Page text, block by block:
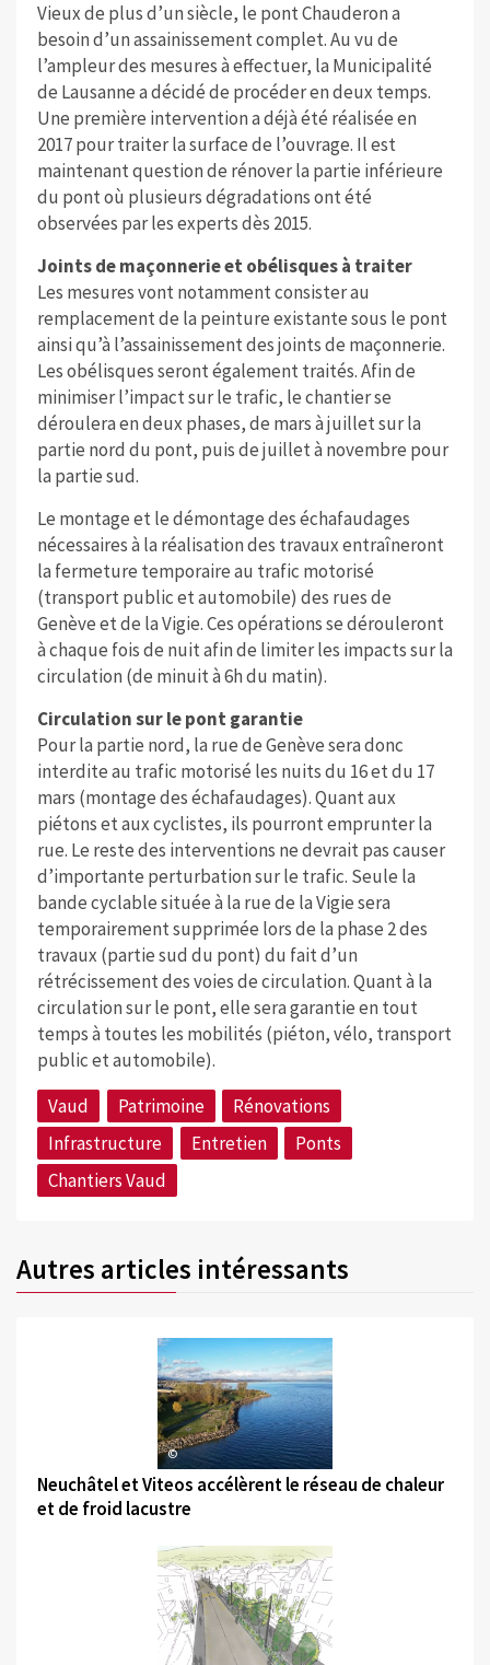
Vieux de plus d’un siècle, le pont Chauderon a
besoin d’un assainissement complet. Au vu de
l’ampleur des mesures à effectuer, la Municipalité
de Lausanne a décidé de procéder en deux temps.
Une première intervention a déjà été réalisée en
2017 pour traiter la surface de l’ouvrage. Il est
maintenant question de rénover la partie inférieure
du pont où plusieurs dégradations ont été
observées par les experts dès 2015.
Joints de maçonnerie et obélisques à traiter
Les mesures vont notamment consister au
remplacement de la peinture existante sous le pont
ainsi qu’à l’assainissement des joints de maçonnerie.
Les obélisques seront également traités. Afin de
minimiser l’impact sur le trafic, le chantier se
déroulera en deux phases, de mars à juillet sur la
partie nord du pont, puis de juillet à novembre pour
la partie sud.
Le montage et le démontage des échafaudages
nécessaires à la réalisation des travaux entraîneront
la fermeture temporaire au trafic motorisé
(transport public et automobile) des rues de
Genève et de la Vigie. Ces opérations se dérouleront
à chaque fois de nuit afin de limiter les impacts sur la
circulation (de minuit à 6h du matin).
Circulation sur le pont garantie
Pour la partie nord, la rue de Genève sera donc
interdite au trafic motorisé les nuits du 16 et du 17
mars (montage des échafaudages). Quant aux
piétons et aux cyclistes, ils pourront emprunter la
rue. Le reste des interventions ne devrait pas causer
d’importante perturbation sur le trafic. Seule la
bande cyclable située à la rue de la Vigie sera
temporairement supprimée lors de la phase 2 des
travaux (partie sud du pont) du fait d’un
rétrécissement des voies de circulation. Quant à la
circulation sur le pont, elle sera garantie en tout
temps à toutes les mobilités (piéton, vélo, transport
public et automobile).
Vaud
Patrimoine
Rénovations
Infrastructure
Entretien
Ponts
Chantiers Vaud
Autres articles intéressants
©
Neuchâtel et Viteos accélèrent le réseau de chaleur
et de froid lacustre
©